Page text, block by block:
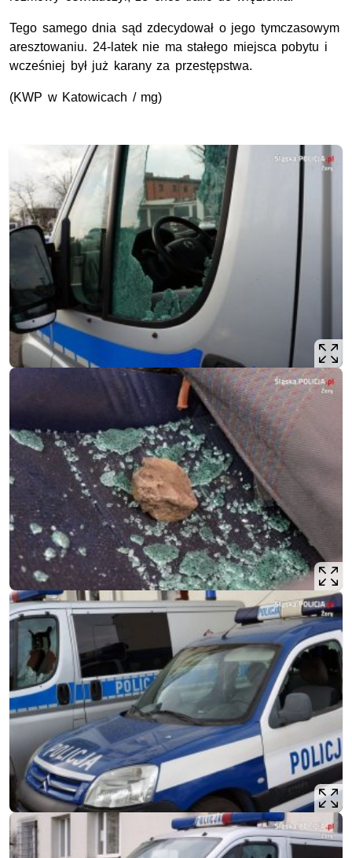
Tego samego dnia sąd zdecydował o jego tymczasowym
aresztowaniu. 24-latek nie ma stałego miejsca pobytu i
wcześniej był już karany za przestępstwa.
(KWP w Katowicach / mg)